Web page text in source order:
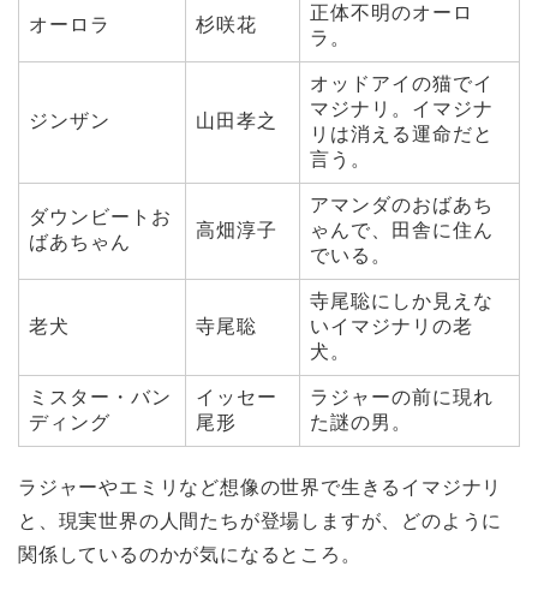
オーロラ 杉咲花
正体不明のオーロ
ラ。
ジンザン 山田孝之
オッドアイの猫でイ
マジナリ。イマジナ
リは消える運命だと
言う。
ダウンビートお
ばあちゃん
高畑淳子
アマンダのおばあち
ゃんで、田舎に住ん
でいる。
老犬 寺尾聡
寺尾聡にしか見えな
いイマジナリの老
犬。
ミスター・バン
ディング
イッセー
尾形
ラジャーの前に現れ
た謎の男。
ラジャーやエミリなど想像の世界で生きるイマジナリ
と、現実世界の人間たちが登場しますが、どのように
関係しているのかが気になるところ。